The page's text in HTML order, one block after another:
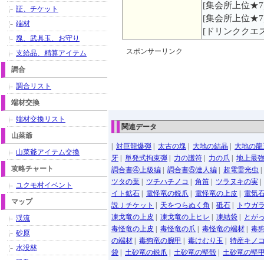
[集会所上位
[集会所上位
[ドリンクク
スポンサーリンク
関連データ
対巨龍爆弾 太古の塊 大地の結晶
大地の
牙
単発式拘束弾 力の護符 力の爪
地上最
調合書④上級編
調合書⑤達人編 超電雷光虫
ツタの葉
ツチハチノコ 角笛 ツラヌキの実
イト鉱石
電怪竜の鋭爪 電怪竜の上皮
電気
説Ｊチケット
天をつらぬく角 砥石
トウガ
凍戈竜の上皮
凍戈竜の上ヒレ 凍結袋
とが
毒怪竜の上皮
毒怪竜の爪 毒怪竜の端材
毒
の端材
毒狗竜の腕甲 毒けむり玉
特産キノ
袋
土砂竜の鋭爪 土砂竜の堅殻
土砂竜の堅
証、チケット
端材
塊、武具玉、お守り
支給品、精算アイテム
調合
調合リスト
端材交換
端材交換リスト
山菜爺
山菜爺アイテム交換
攻略チャート
ユクモ村イベント
マップ
渓流
砂原
水没林